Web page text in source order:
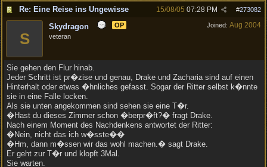
Re: Eine Reise ins Ungewisse #273082
15/08/05 07:28 PM
Joined: Aug 2004
S
Skydragon
OP
veteran
Sie gehen den Flur hinab.
Jeder Schritt ist pr�zise und genau, Drake und Zacharia sind auf einen
Hinterhalt oder etwas �hnliches gefasst. Sogar der Ritter selbst k�nnte
sie in eine Falle locken.
Als sie unten angekommen sind sehen sie eine T�r.
�Hast du dieses Zimmer schon �berpr�ft?� fragt Drake.
Nach einem Moment des Nachdenkens antwortet der Ritter:
�Nein, nicht das ich w�sste��
�Hm, dann m�ssen wir das wohl machen.� sagt Drake.
Er geht zur T�r und klopft 3Mal.
Sie warten.